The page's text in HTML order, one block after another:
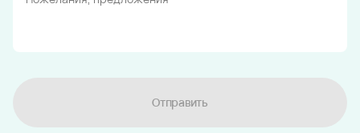
Отправить